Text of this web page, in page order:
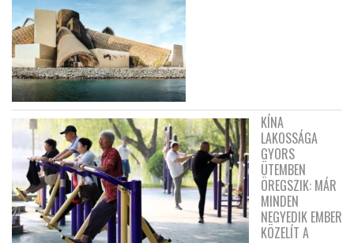
KÍNA
LAKOSSÁGA
GYORS
ÜTEMBEN
ÖREGSZIK: MÁR
MINDEN
NEGYEDIK EMBER
KÖZELÍT A